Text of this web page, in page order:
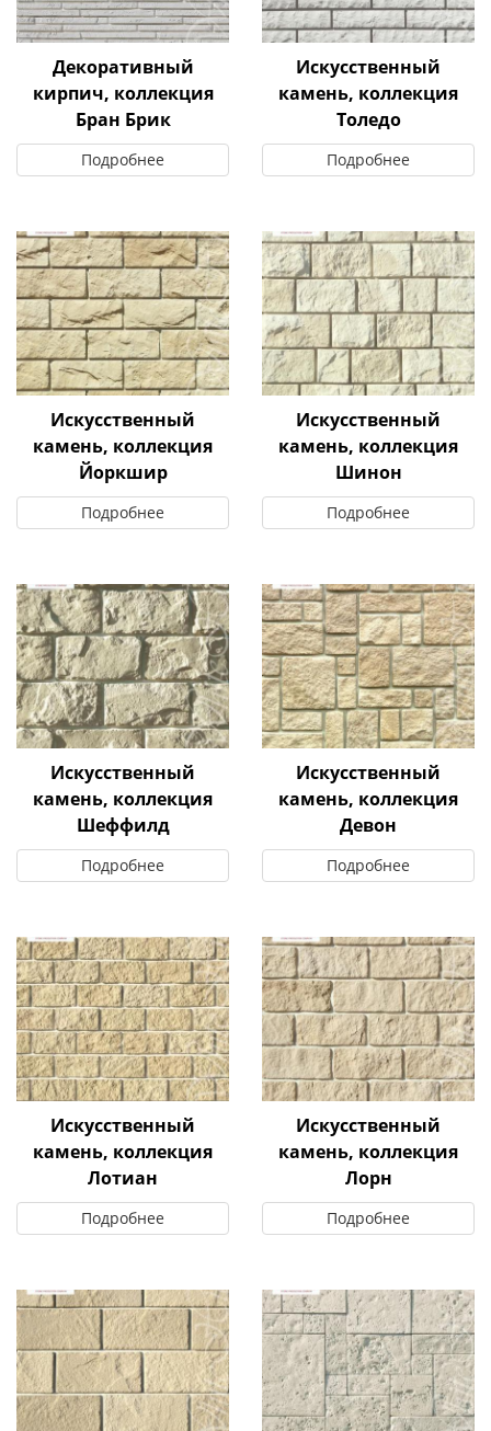
Декоративный
кирпич, коллекция
Бран Брик
Подробнее
Искусственный
камень, коллекция
Толедо
Подробнее
Искусственный
камень, коллекция
Йоркшир
Подробнее
Искусственный
камень, коллекция
Шинон
Подробнее
Искусственный
камень, коллекция
Шеффилд
Подробнее
Искусственный
камень, коллекция
Девон
Подробнее
Искусственный
камень, коллекция
Лотиан
Подробнее
Искусственный
камень, коллекция
Лорн
Подробнее